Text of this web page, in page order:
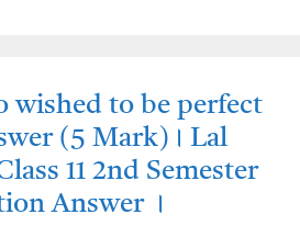
wished to be perfect
(5 Mark)। Lal
11 2nd Semester
Answer ।